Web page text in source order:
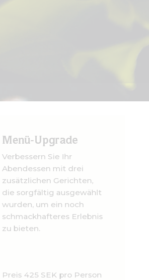
Menü-Upgrade
Verbessern Sie Ihr
Abendessen mit drei
zusätzlichen Gerichten,
die sorgfältig ausgewählt
wurden, um ein noch
schmackhafteres Erlebnis
zu bieten.
Preis 425 SEK pro Person